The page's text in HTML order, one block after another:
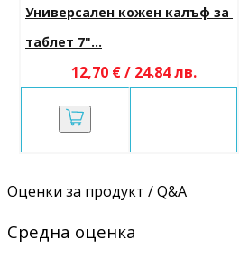
Универсален кожен калъф за
таблет 7"...
12,70 € / 24.84 лв.
Оценки за продукт / Q&A
Средна оценка